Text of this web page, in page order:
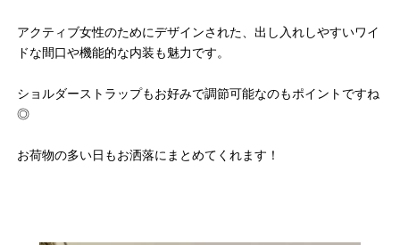
アクティブ女性のためにデザインされた、出し入れしやすいワイ
ドな間口や機能的な内装も魅力です。
ショルダーストラップもお好みで調節可能なのもポイントですね
◎
お荷物の多い日もお洒落にまとめてくれます！